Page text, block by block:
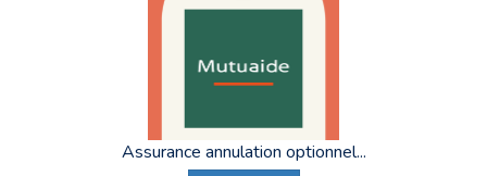
Assurance annulation optionnel...